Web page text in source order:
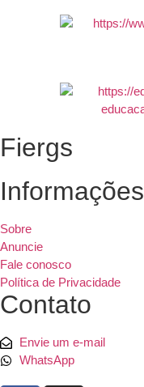
Fiergs
Informações
Sobre
Anuncie
Fale conosco
Política de Privacidade
Contato
Envie um e-mail
WhatsApp